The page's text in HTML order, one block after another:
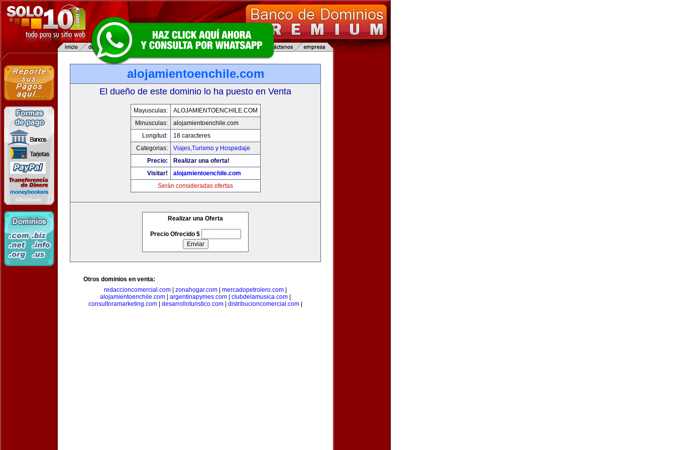
alojamientoenchile.com
El dueño de este dominio lo ha puesto en Venta
Mayusculas:
ALOJAMIENTOENCHILE.COM
Minusculas:
alojamientoenchile.com
Longitud:
18 caracteres
Categorias:
Viajes,Turismo y Hospedaje
Precio:
Realizar una oferta!
Visitar!
alojamientoenchile.com
Serán consideradas ofertas
Realizar una Oferta
Precio Ofrecido $
Otros dominios en venta:
redaccioncomercial.com
zonahogar.com mercadopetrolero.com
alojamientoenchile.com
argentinapymes.com clubdelamusica.com
consultoramarketing.com
desarrolloturistico.com distribucioncomercial.com